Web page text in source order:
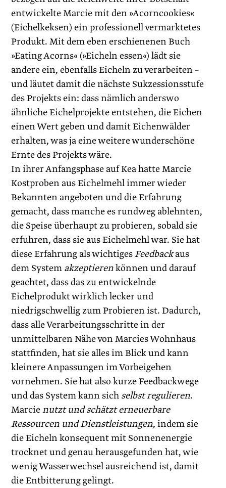
entwickelte Marcie mit den »Acorncookies«
(Eichelkeksen) ein professionell vermarktetes
Produkt. Mit dem eben erschienenen Buch
»Eating Acorns« (»Eicheln essen«) lädt sie
andere ein, ebenfalls Eicheln zu verarbeiten –
und läutet damit die nächste Sukzessionsstufe
des Projekts ein: dass nämlich anderswo
ähnliche Eichelprojekte entstehen, die Eichen
einen Wert geben und damit Eichenwälder
erhalten, was ja eine weitere wunderschöne
Ernte des Projekts wäre.
In ihrer Anfangsphase auf Kea hatte Marcie
Kostproben aus Eichelmehl immer wieder
Bekannten angeboten und die Erfahrung
gemacht, dass manche es rundweg ablehnten,
die Speise überhaupt zu probieren, sobald sie
erfuhren, dass sie aus Eichelmehl war. Sie hat
diese Erfahrung als wichtigesFeedbackaus
dem System akzeptierenkönnen und darauf
geachtet, dass das zu entwickelnde
Eichelprodukt wirklich lecker und
niedrigschwellig zum Probieren ist. Dadurch,
dass alle Verarbeitungsschritte in der
unmittelbaren Nähe von Marcies Wohnhaus
stattfinden, hat sie alles im Blick und kann
kleinere Anpassungen im Vorbeigehen
vornehmen. Sie hat also kurze Feedbackwege
und das System kann sich selbst regulieren.
Marcienutzt und schätzt erneuerbare
Ressourcen und Dienstleistungen, indem sie
die Eicheln konsequent mit Sonnenenergie
trocknet und genau herausgefunden hat, wie
wenig Wasserwechsel ausreichend ist, damit
die Entbitterung gelingt.